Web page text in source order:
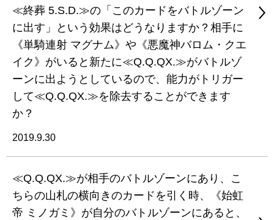
≪終葬 5.S.D.≫の「このカードをバトルゾーン
に出す」という効果はどうなりますか？相手に
《単騎連射 マグナム》や《悪魔神バロム・クエ
イク》がいると新たに≪Q.Q.QX.≫がバトルゾ
ーンに出ようとしているので、能力がトリガー
して≪Q.Q.QX.≫を除去することができます
か？
2019.9.30
≪Q.Q.QX.≫が相手のバトルゾーンにあり、こ
ちらの山札の横向きのカードを引く時、《始虹
帝 ミノガミ》が自分のバトルゾーンにあると、